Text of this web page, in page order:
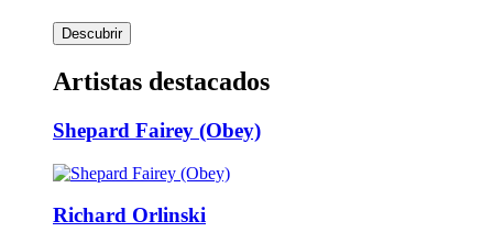
Descubrir
Artistas destacados
Shepard Fairey (Obey)
Richard Orlinski